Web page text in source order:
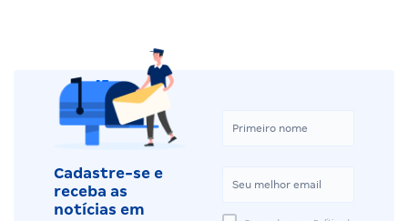
Cadastre-se e
receba as
notícias em